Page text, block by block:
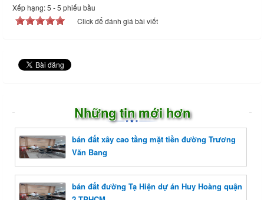
Xếp hạng:5 -5 phiếu bầu
Click để đánh giá bài viết
Những tin mới hơn
bán đất xây cao tầng mặt tiền đường Trương
Văn Bang
bán đất đường Tạ Hiện dự án Huy Hoàng quận